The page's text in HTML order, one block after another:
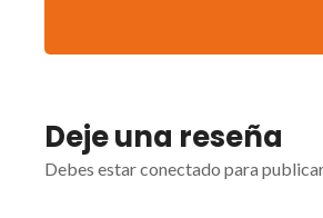
Deje una reseña
Debes estar conectado para